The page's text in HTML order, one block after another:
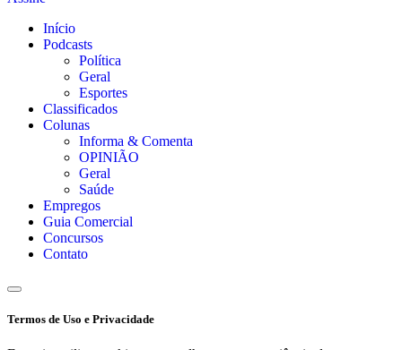
Início
Podcasts
Política
Geral
Esportes
Classificados
Colunas
Informa & Comenta
OPINIÃO
Geral
Saúde
Empregos
Guia Comercial
Concursos
Contato
Termos de Uso e Privacidade